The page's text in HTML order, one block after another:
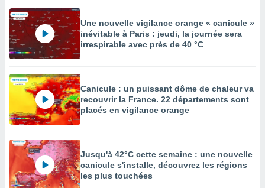
Une nouvelle vigilance orange « canicule »
inévitable à Paris : jeudi, la journée sera
irrespirable avec près de 40 °C
Canicule : un puissant dôme de chaleur va
recouvrir la France. 22 départements sont
placés en vigilance orange
Jusqu'à 42°C cette semaine : une nouvelle
canicule s'installe, découvrez les régions
les plus touchées